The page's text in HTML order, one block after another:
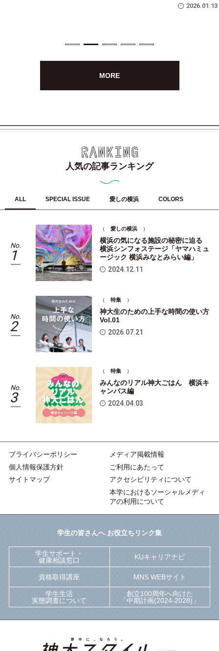
2026.01.13
MORE
RANKING
人気の記事ランキング
ALL SPECIAL ISSUE 愛しの横浜 COLORS
No.
1
横浜の気になる施設の秘密に迫る
横浜シンフォステージ「ヤマハミュ
ージック 横浜みなとみらい編」
2024.12.11
（愛しの横浜 ）
No.
2
神大生のための上手な時間の使い方
Vol.01
2026.07.21
（特集 ）
No.
3
みんなのリアル神大ごはん 横浜キ
ャンパス編
2024.04.03
（特集 ）
プライバシーポリシー
個人情報保護方針
サイトマップ
メディア掲載情報
ご利用にあたって
アクセシビリティについて
本学におけるソーシャルメディ
アの利用について
学生の皆さんへ お役立ちリンク集
学生サポート・
健康相談窓口
KUキャリアナビ
資格取得講座 MNS WEBサイト
学生生活
実態調査について
創立100周年へ向けた
「中期計画(2024-2028)」